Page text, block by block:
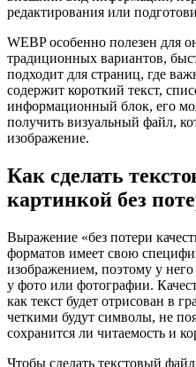
редактирования или
WEBP особенно полезен для
традиционных вариантов,
подходит для страниц, где
содержит короткий текст,
информационный блок, его
получить визуальный файл,
изображение.
Как сделать
картинкой без
Выражение «без потери
форматов имеет свою
изображением, поэтому у него
у фото или фотографии.
как текст будет отрисован в
четкими будут символы, не
сохранится ли читаемость и
Чтобы сделать текстовый